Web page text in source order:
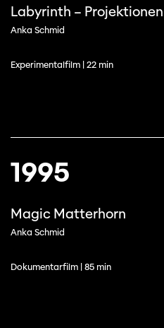
Labyrinth – Projektionen
Anka Schmid
Experimentalfilm | 22 min
1995
Magic Matterhorn
Anka Schmid
Dokumentarfilm | 85 min